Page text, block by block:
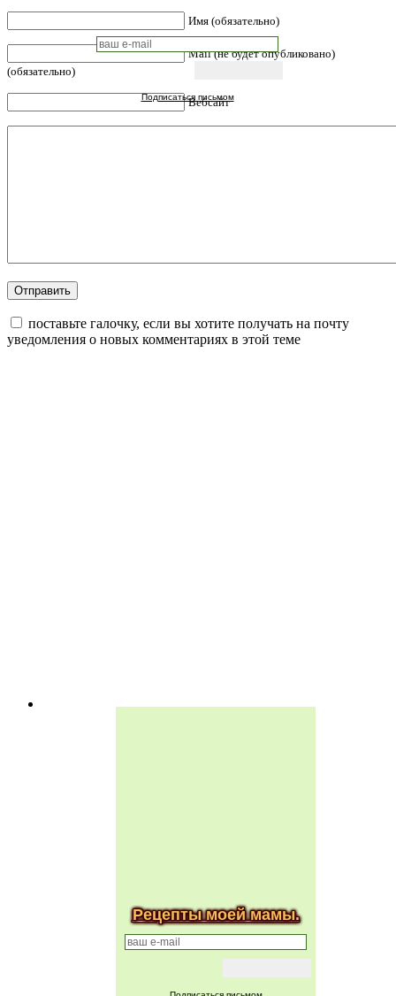
Подписаться письмом
Имя (обязательно)
Mail (не будет опубликовано)
(обязательно)
Вебсайт
поставьте галочку, если вы хотите получать на почту
уведомления о новых комментариях в этой теме
Рецепты моей мамы.